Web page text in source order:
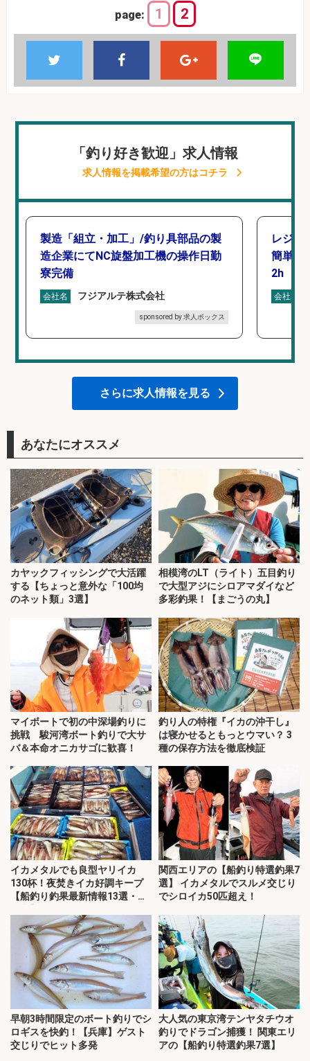
page: 1 2
「釣り好き歓迎」求人情報
求人情報を掲載希望の方はコチラ
製造「組立・加工」/釣り具部品の製
造企業にてNC旋盤加工機の操作日勤
寮完備
会社名 フジアルテ株式会社
sponsored by 求人ボックス
レジカ
簡単レ
2h
会社名
さらに求人情報を見る
あなたにオススメ
カヤックフィッシングで大活躍
する【ちょっと意外な「100均
のネット類」3選】
相模湾のLT（ライト）五目釣り
で大型アジにシロアマダイなど
多彩釣果！【まごうの丸】
マイボートで初の中深場釣りに
挑戦 駿河湾ボート釣りで大サ
バ＆本命オニカサゴに歓喜！
釣り人の特権『イカの沖干し』
は寝かせるともっとウマい？ 3
種の保存方法を徹底検証
イカメタルでも良型ヤリイカ
130杯！夜焚きイカ好調キープ
【船釣り釣果最新情報13選・玄
関西エリアの【船釣り特選釣果7
選】 イカメタルでスルメ交じり
でシロイカ50匹超え！
早朝3時間限定のボート釣りでシ
ロギスを快釣！【兵庫】ゲスト
交じりでヒット多発
大人気の東京湾テンヤタチウオ
釣りでドラゴン捕獲！ 関東エリ
アの【船釣り特選釣果7選】